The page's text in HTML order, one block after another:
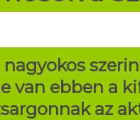
van ebben a
az